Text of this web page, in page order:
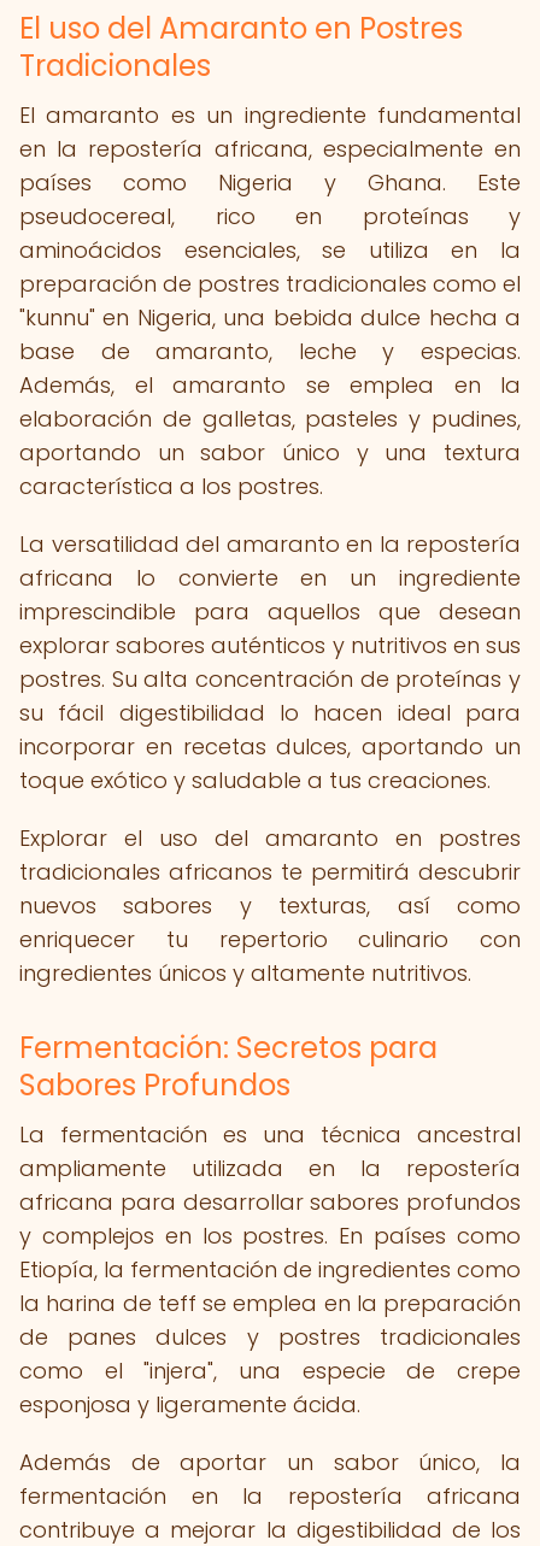
El uso del Amaranto en Postres
Tradicionales
El amaranto es un ingrediente fundamental
en la repostería africana, especialmente en
países como Nigeria y Ghana. Este
pseudocereal, rico en proteínas y
aminoácidos esenciales, se utiliza en la
preparación de postres tradicionales como el
"kunnu" en Nigeria, una bebida dulce hecha a
base de amaranto, leche y especias.
Además, el amaranto se emplea en la
elaboración de galletas, pasteles y pudines,
aportando un sabor único y una textura
característica a los postres.
La versatilidad del amaranto en la repostería
africana lo convierte en un ingrediente
imprescindible para aquellos que desean
explorar sabores auténticos y nutritivos en sus
postres. Su alta concentración de proteínas y
su fácil digestibilidad lo hacen ideal para
incorporar en recetas dulces, aportando un
toque exótico y saludable a tus creaciones.
Explorar el uso del amaranto en postres
tradicionales africanos te permitirá descubrir
nuevos sabores y texturas, así como
enriquecer tu repertorio culinario con
ingredientes únicos y altamente nutritivos.
Fermentación: Secretos para
Sabores Profundos
La fermentación es una técnica ancestral
ampliamente utilizada en la repostería
africana para desarrollar sabores profundos
y complejos en los postres. En países como
Etiopía, la fermentación de ingredientes como
la harina de teff se emplea en la preparación
de panes dulces y postres tradicionales
como el "injera", una especie de crepe
esponjosa y ligeramente ácida.
Además de aportar un sabor único, la
fermentación en la repostería africana
contribuye a mejorar la digestibilidad de los